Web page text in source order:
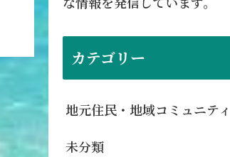
カテゴリー
地元住民・地域コミュニティ
未分類